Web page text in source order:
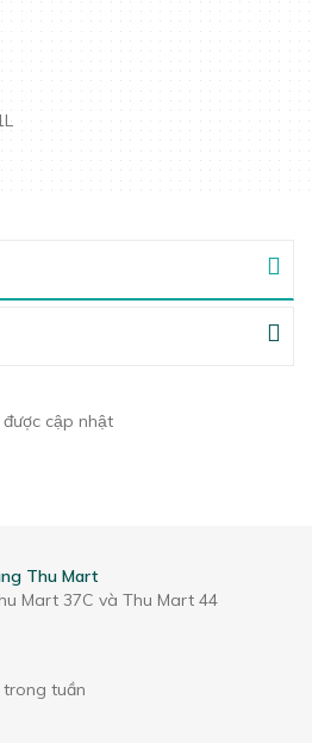
cập nhật
Thu Mart
Mart 37C và Thu Mart 44
tuần